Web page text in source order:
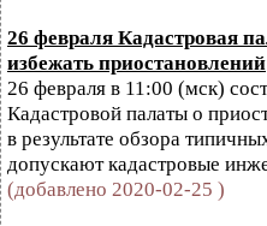
26 февраля Кадастровая
избежать приостановлений
26 февраля в 11:00 (мск)
Кадастровой палаты о
в результате обзора
допускают кадастровые
(добавлено 2020-02-25 )